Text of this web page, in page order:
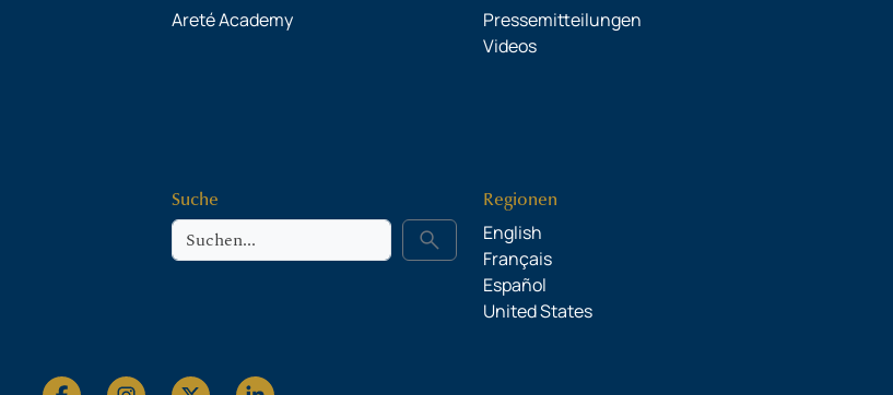
Areté Academy
Pressemitteilungen
Videos
Suche
Suche search
Regionen
English
Français
Español
United States